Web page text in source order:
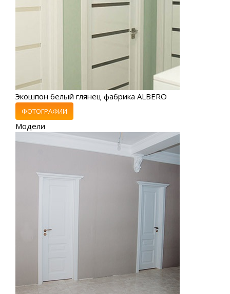
Экошпон белый глянец фабрика ALBERO
ФОТОГРАФИИ
Модели